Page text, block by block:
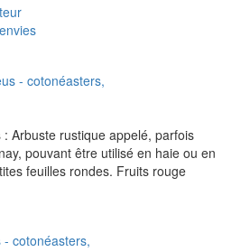
Arbuste rustique appelé, parfois
pouvant être utilisé en haie ou en
feuilles rondes. Fruits rouge
cotonéasters,